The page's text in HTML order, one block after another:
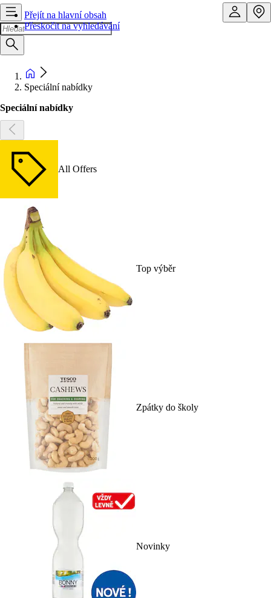
Přejít na hlavní obsah
Přeskočit na vyhledávání
Speciální nabídky
Speciální nabídky
All Offers
Top výběr
Zpátky do školy
Novinky